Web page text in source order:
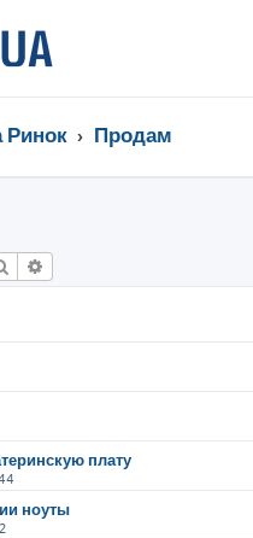
Продам
Пошук
плату
ноуты